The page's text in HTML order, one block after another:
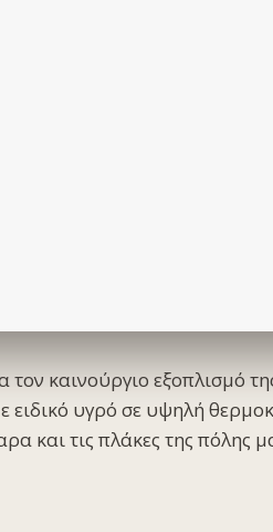
τον καινούργιο εξοπλισμό
υγρό σε υψηλή
και τις πλάκες της πόλης